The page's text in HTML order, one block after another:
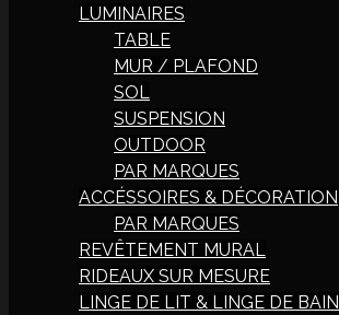
LUMINAIRES
TABLE
MUR / PLAFOND
SOL
SUSPENSION
OUTDOOR
PAR MARQUES
ACCÉSSOIRES & DÉCORATION
PAR MARQUES
REVÊTEMENT MURAL
RIDEAUX SUR MESURE
LINGE DE LIT & LINGE DE BAIN